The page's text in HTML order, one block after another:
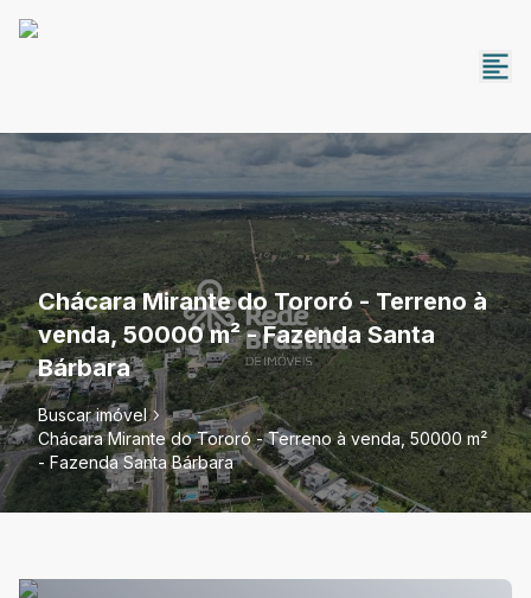
Chácara Mirante do Tororó - Terreno à
venda, 50000 m² - Fazenda Santa
Bárbara
Buscar imóvel
Chácara Mirante do Tororó - Terreno à venda, 50000 m²
- Fazenda Santa Bárbara